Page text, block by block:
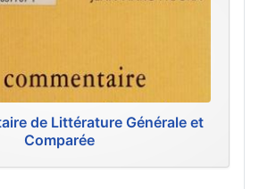
de Littérature Générale et
Comparée